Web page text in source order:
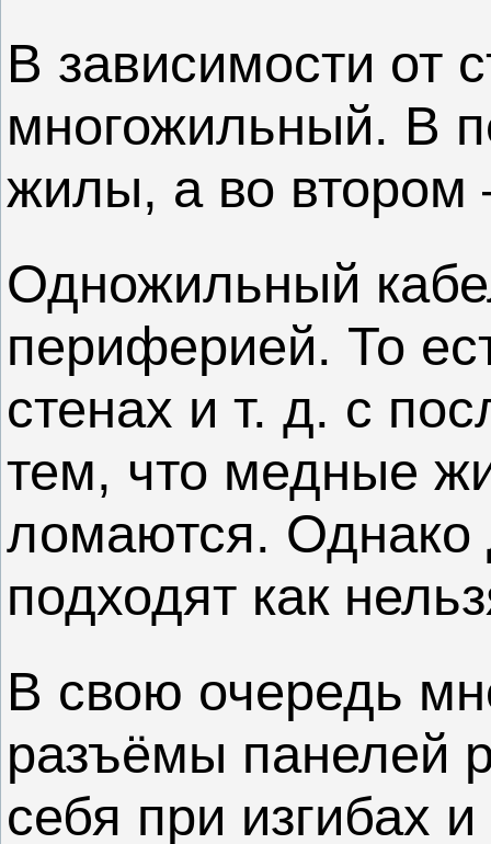
В зависимости от
многожильный. В
жилы, а во втором
Одножильный
периферией. То
стенах и т. д. с
тем, что медные
ломаются. Однако
подходят как
В свою очередь
разъёмы панелей
себя при изгибах